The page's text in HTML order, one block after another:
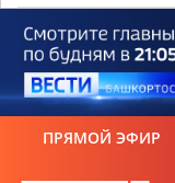
ПРЯМОЙ ЭФИР